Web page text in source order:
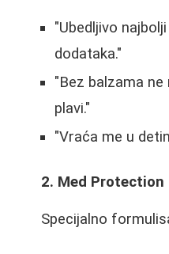
"Ubedljivo
dodataka."
"Bez balzama
plavi."
"Vraća me u
2. Med Protection
Specijalno